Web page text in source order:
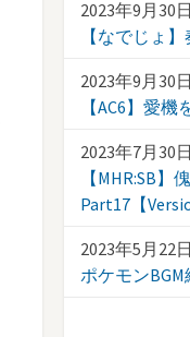
2023年9月30日
【なでじょ
2023年9月30日
【AC6】愛機
2023年7月30日
【MHR:SB】
Part17【
2023年5月22日
ポケモン